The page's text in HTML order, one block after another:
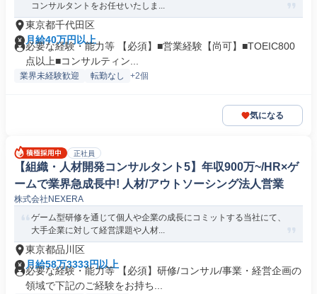
コンサルタントをお任せいたしま...
東京都千代田区
月給40万円以上
必要な経験・能力等 【必須】■営業経験【尚可】■TOEIC800
点以上■コンサルティン...
業界未経験歓迎 転勤なし +2個
気になる
正社員
【組織・人材開発コンサルタント5】年収900万~/HR×ゲ
ームで業界急成長中! 人材/アウトソーシング法人営業
株式会社NEXERA
ゲーム型研修を通じて個人や企業の成長にコミットする当社にて、
大手企業に対して経営課題や人材...
東京都品川区
月給58万3333円以上
必要な経験・能力等 【必須】研修/コンサル/事業・経営企画の
領域で下記のご経験をお持ち...